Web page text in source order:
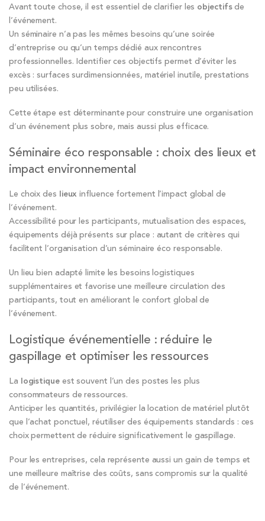
Avant toute chose, il est essentiel de clarifier les objectifsde
l’événement.
Un séminaire n’a pas les mêmes besoins qu’une soirée
d’entreprise ou qu’un temps dédié aux rencontres
professionnelles. Identifier ces objectifs permet d’éviter les
excès : surfaces surdimensionnées, matériel inutile, prestations
peu utilisées.
Cette étape est déterminante pour construire une organisation
d’un événement plus sobre, mais aussi plus efficace.
Séminaire éco responsable : choix des lieux et
impact environnemental
Le choix des lieuxinfluence fortement l’impact global de
l’événement.
Accessibilité pour les participants, mutualisation des espaces,
équipements déjà présents sur place : autant de critères qui
facilitent l’organisation d’un séminaire éco responsable.
Un lieu bien adapté limite les besoins logistiques
supplémentaires et favorise une meilleure circulation des
participants, tout en améliorant le confort global de
l’événement.
Logistique événementielle : réduire le
gaspillage et optimiser les ressources
La logistiqueest souvent l’un des postes les plus
consommateurs de ressources.
Anticiper les quantités, privilégier la location de matériel plutôt
que l’achat ponctuel, réutiliser des équipements standards : ces
choix permettent de réduire significativement le gaspillage.
Pour les entreprises, cela représente aussi un gain de temps et
une meilleure maîtrise des coûts, sans compromis sur la qualité
de l’événement.